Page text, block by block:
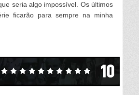
seria algo impossível. Os últimos
ficarão para sempre na minha